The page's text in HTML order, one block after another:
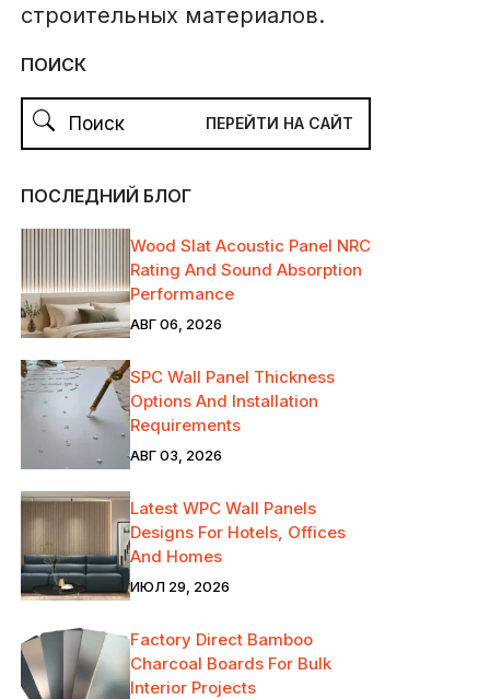
строительных материалов.
ПОИСК
ПОСЛЕДНИЙ БЛОГ
Wood Slat Acoustic Panel NRC
Rating And Sound Absorption
Performance
АВГ 06, 2026
SPC Wall Panel Thickness
Options And Installation
Requirements
АВГ 03, 2026
Latest WPC Wall Panels
Designs For Hotels, Offices
And Homes
ИЮЛ 29, 2026
Factory Direct Bamboo
Charcoal Boards For Bulk
Interior Projects